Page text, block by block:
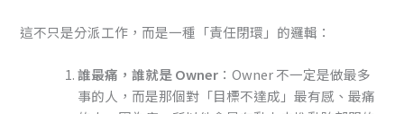
這不只是分派工作，而是一種「責任閉環」的邏輯：
誰最痛，誰就是 Owner ：Owner 不一定是做最多
事的人，而是那個對「目標不達成」最有感、最痛